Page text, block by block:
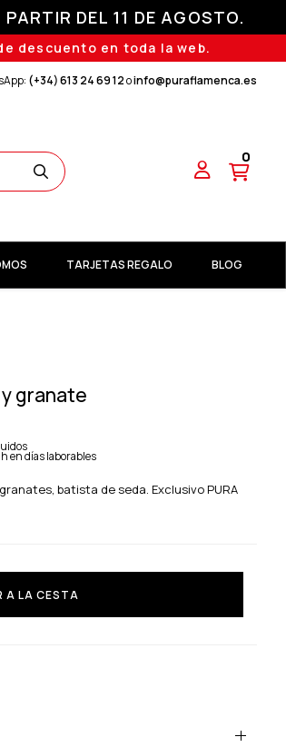
DEL 11 DE AGOSTO.
descuento en toda la web.
(+34) 613 24 69 12oinfo@puraflamenca.es
0
TARJETAS REGALO BLOG
granate
en días laborables
batista de seda. Exclusivo PURA
A LA CESTA